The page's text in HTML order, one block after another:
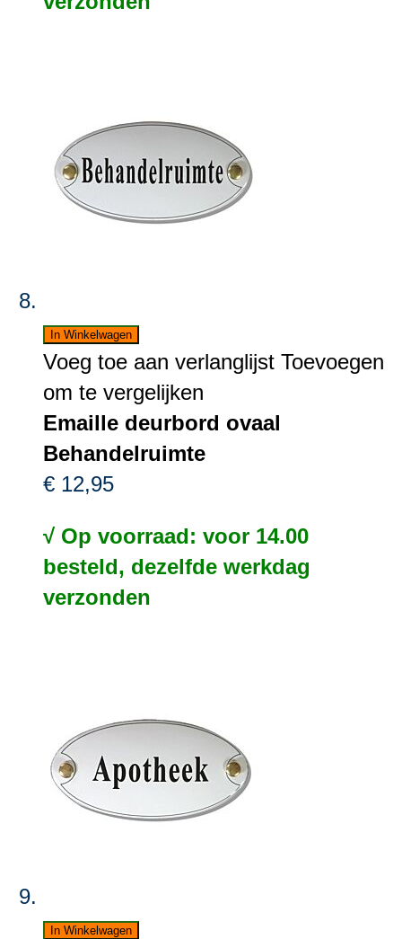
In Winkelwagen
Voeg toe aan verlanglijst Toevoegen
om te vergelijken
Emaille deurbord ovaal
Behandelruimte
€ 12,95
√ Op voorraad: voor 14.00
besteld, dezelfde werkdag
verzonden
In Winkelwagen